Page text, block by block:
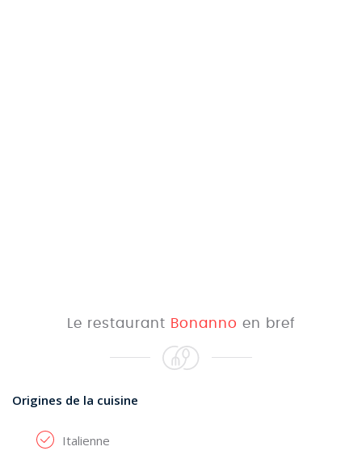
Le restaurant Bonanno en bref
Origines de la cuisine
Italienne